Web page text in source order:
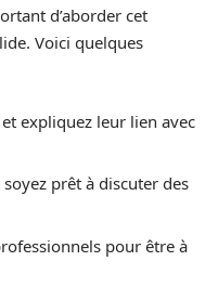
d’aborder cet
Voici quelques
expliquez leur lien avec
soyez prêt à discuter des
pour être à